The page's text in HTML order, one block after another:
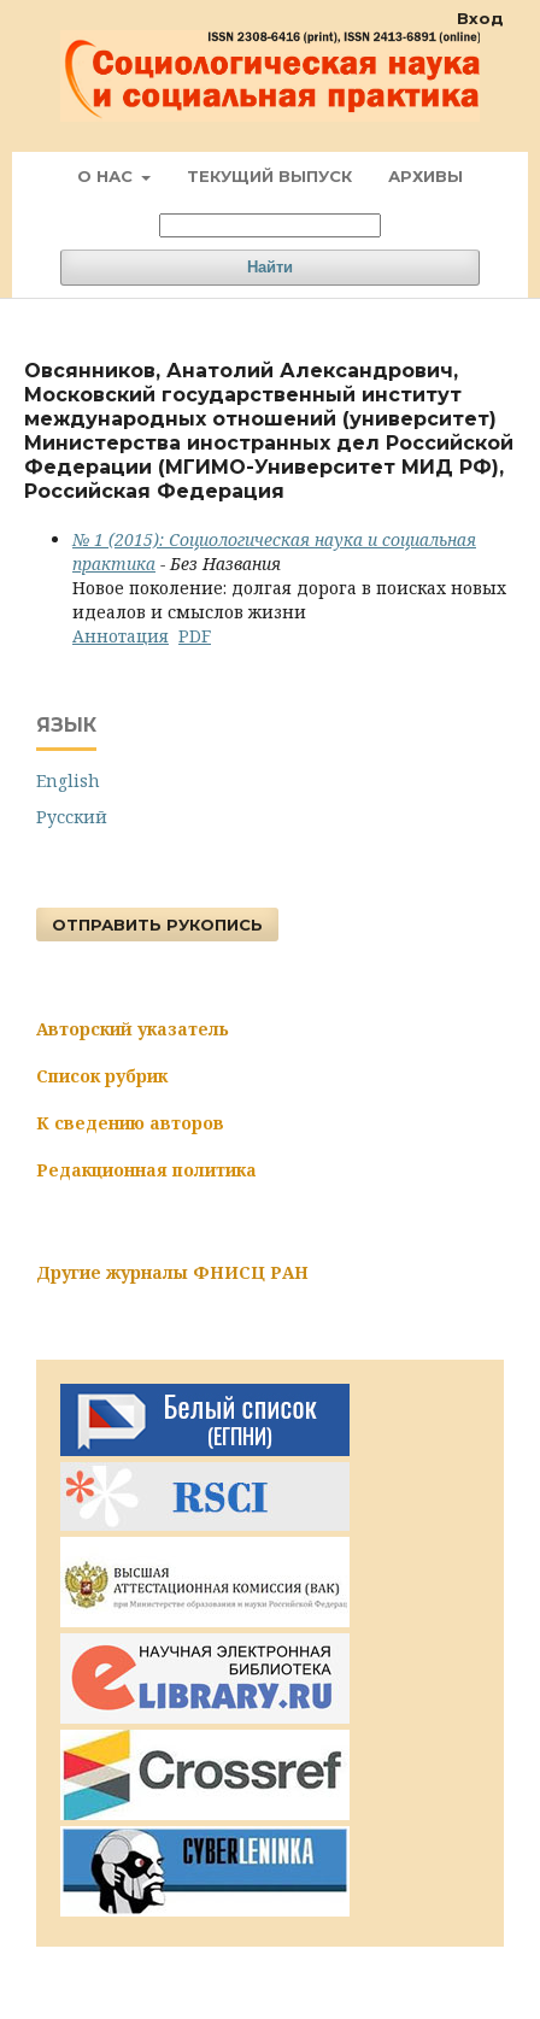
О НАС ТЕКУЩИЙ ВЫПУСК АРХИВЫ
Найти
Вход
Овсянников, Анатолий Александрович,
Московский государственный институт
международных отношений (университет)
Министерства иностранных дел Российской
Федерации (МГИМО-Университет МИД РФ),
Российская Федерация
№ 1 (2015): Социологическая наука и социальная
практика - Без Названия
Новое поколение: долгая дорога в поисках новых
идеалов и смыслов жизни
Аннотация PDF
ЯЗЫК
English
Русский
ОТПРАВИТЬ РУКОПИСЬ
Авторский указатель
Список рубрик
К сведению авторов
Редакционная политика
Другие журналы ФНИСЦ РАН